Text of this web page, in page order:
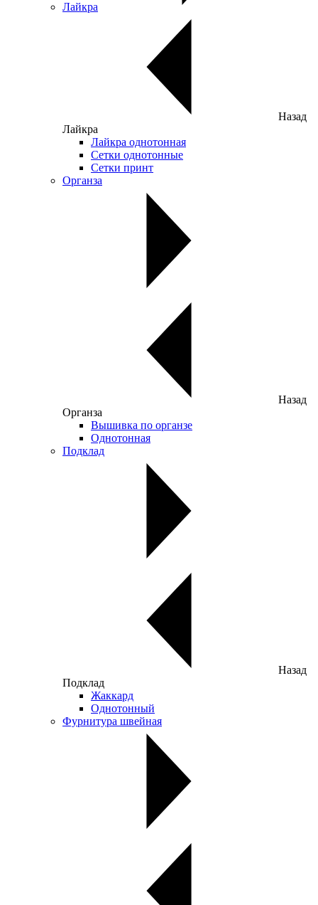
Лайкра
Назад
Лайкра
Лайкра однотонная
Сетки однотонные
Сетки принт
Органза
Назад
Органза
Вышивка по органзе
Однотонная
Подклад
Назад
Подклад
Жаккард
Однотонный
Фурнитура швейная